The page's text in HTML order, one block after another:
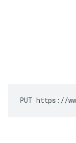
PUT https://